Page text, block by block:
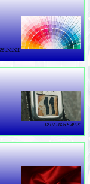
1:31:21
12 07 2026 5:48:21